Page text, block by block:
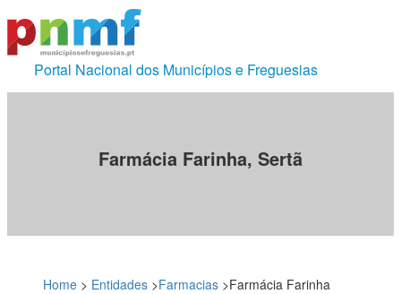
Portal Nacional dos Municípios e Freguesias
Farmácia Farinha, Sertã
Home > Entidades >Farmacias >Farmácia Farinha